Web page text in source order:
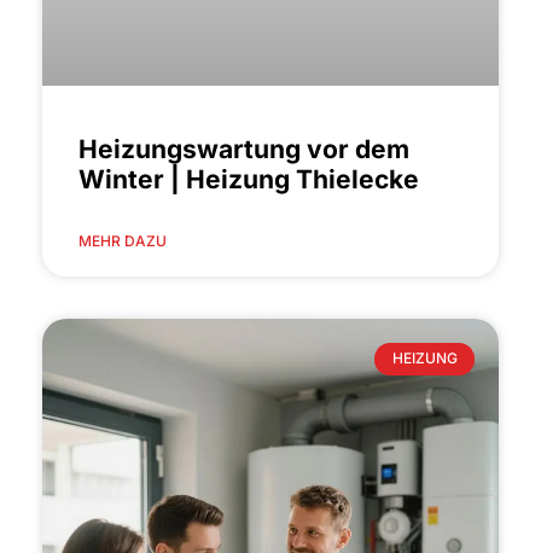
Heizungswartung vor dem
Winter | Heizung Thielecke
MEHR DAZU
HEIZUNG